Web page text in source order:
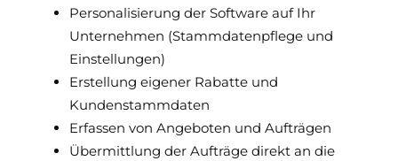
Personalisierung der Software auf Ihr
Unternehmen (Stammdatenpflege und
Einstellungen)
Erstellung eigener Rabatte und
Kundenstammdaten
Erfassen von Angeboten und Aufträgen
Übermittlung der Aufträge direkt an die